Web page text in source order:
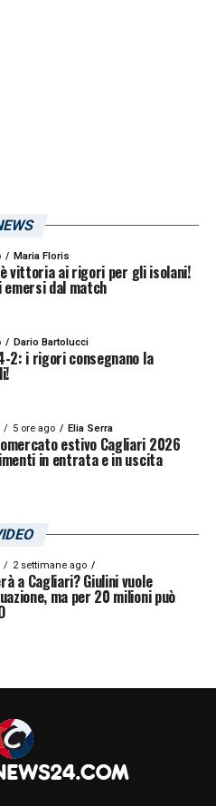
Maria Floris
vittoria ai rigori per gli isolani!
dal match
Dario Bartolucci
2: i rigori consegnano la
5 ore ago Elia Serra
estivo Cagliari 2026
in entrata e in uscita
2 settimane ago
a Cagliari? Giulini vuole
ma per 20 milioni può